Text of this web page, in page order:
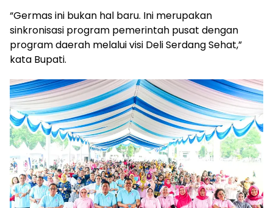
“Germas ini bukan hal baru. Ini merupakan
sinkronisasi program pemerintah pusat dengan
program daerah melalui visi Deli Serdang Sehat,”
kata Bupati.